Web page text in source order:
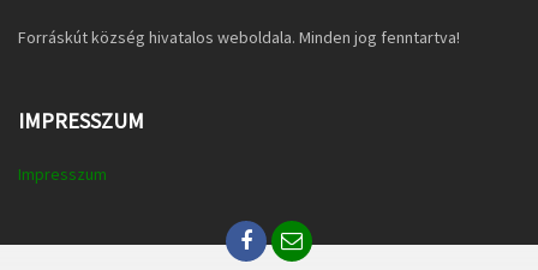
Forráskút község hivatalos weboldala. Minden jog fenntartva!
IMPRESSZUM
Impresszum